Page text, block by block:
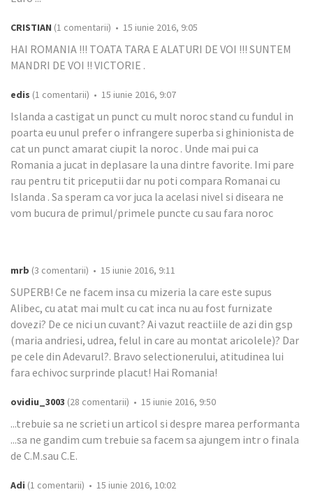
CRISTIAN (1 comentarii) • 15 iunie 2016, 9:05
HAI ROMANIA !!! TOATA TARA E ALATURI DE VOI !!! SUNTEM
MANDRI DE VOI !! VICTORIE .
edis (1 comentarii) • 15 iunie 2016, 9:07
Islanda a castigat un punct cu mult noroc stand cu fundul in
poarta eu unul prefer o infrangere superba si ghinionista de
cat un punct amarat ciupit la noroc . Unde mai pui ca
Romania a jucat in deplasare la una dintre favorite. Imi pare
rau pentru tit priceputii dar nu poti compara Romanai cu
Islanda . Sa speram ca vor juca la acelasi nivel si diseara ne
vom bucura de primul/primele puncte cu sau fara noroc
mrb (3 comentarii) • 15 iunie 2016, 9:11
SUPERB! Ce ne facem insa cu mizeria la care este supus
Alibec, cu atat mai mult cu cat inca nu au fost furnizate
dovezi? De ce nici un cuvant? Ai vazut reactiile de azi din gsp
(maria andriesi, udrea, felul in care au montat aricolele)? Dar
pe cele din Adevarul?. Bravo selectionerului, atitudinea lui
fara echivoc surprinde placut! Hai Romania!
ovidiu_3003 (28 comentarii) • 15 iunie 2016, 9:50
...trebuie sa ne scrieti un articol si despre marea performanta
...sa ne gandim cum trebuie sa facem sa ajungem intr o finala
de C.M.sau C.E.
Adi (1 comentarii) • 15 iunie 2016, 10:02